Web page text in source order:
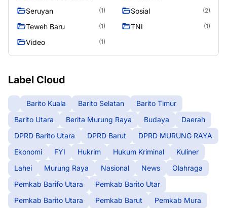
Seruyan (1) Sosial (2)
Teweh Baru (1) TNI (1)
Video (1)
Label Cloud
Barito Kuala Barito Selatan
Barito Timur
Barito Utara
Berita Murung Raya Budaya
Daerah
DPRD Barito Utara
DPRD Barut
DPRD MURUNG RAYA
Ekonomi
FYI Hukrim Hukum Kriminal
Kuliner
Lahei
Murung Raya Nasional News
Olahraga
Pemkab Barifo Utara
Pemkab Barito Utar
Pemkab Barito Utara
Pemkab Barut
Pemkab Mura